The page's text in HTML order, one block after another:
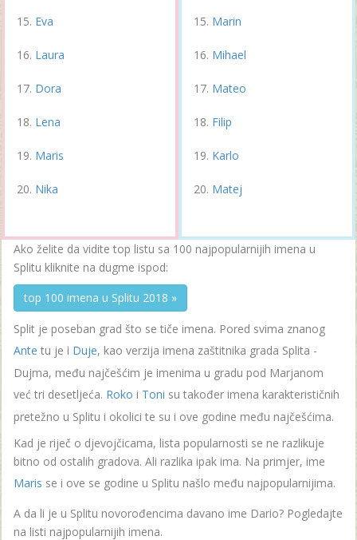
Eva
Laura
Dora
Lena
Maris
Nika
Marin
Mihael
Mateo
Filip
Karlo
Matej
Ako želite da vidite top listu sa 100 najpopularnijih imena u
Splitu kliknite na dugme ispod:
top 100 imena u Splitu 2018 »
Split je poseban grad što se tiče imena. Pored svima znanog
Ante tu je i Duje, kao verzija imena zaštitnika grada Splita -
Dujma, među najčešćim je imenima u gradu pod Marjanom
već tri desetljeća. Roko i Toni su također imena karakterističnih
pretežno u Splitu i okolici te su i ove godine među najčešćima.
Kad je riječ o djevojčicama, lista popularnosti se ne razlikuje
bitno od ostalih gradova. Ali razlika ipak ima. Na primjer, ime
Maris se i ove se godine u Splitu našlo među najpopularnijima.
A da li je u Splitu novorođencima davano ime Dario? Pogledajte
na listi najpopularnijih imena.